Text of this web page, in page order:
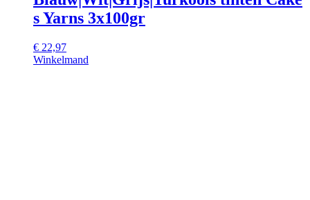
s Yarns 3x100gr
€ 22,97
Winkelmand